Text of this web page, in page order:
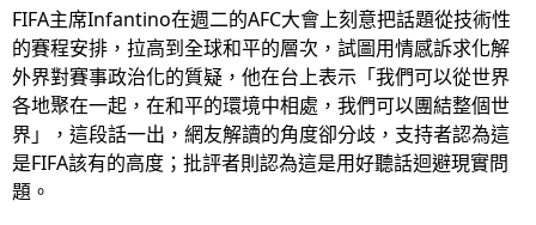
FIFA主席Infantino在週二的AFC大會上刻意把話題從技術性
的賽程安排，拉高到全球和平的層次，試圖用情感訴求化解
外界對賽事政治化的質疑，他在台上表示「我們可以從世界
各地聚在一起，在和平的環境中相處，我們可以團結整個世
界」，這段話一出，網友解讀的角度卻分歧，支持者認為這
是FIFA該有的高度；批評者則認為這是用好聽話迴避現實問
題。